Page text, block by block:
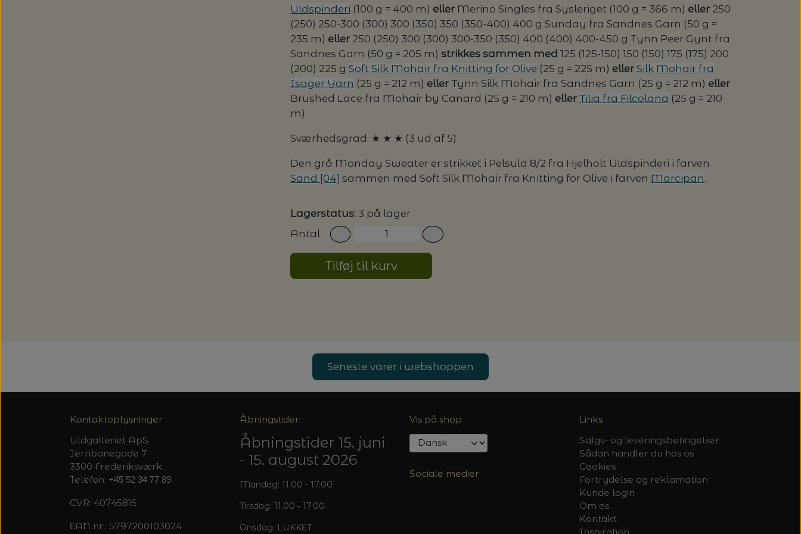
Uldspinderi (100 g = 400 m) eller Merino Singles fra Sysleriget (100 g = 366 m) eller 250
(250) 250-300 (300) 300 (350) 350 (350-400) 400 g Sunday fra Sandnes Garn (50 g =
235 m) eller 250 (250) 300 (300) 300-350 (350) 400 (400) 400-450 g Tynn Peer Gynt fra
Sandnes Garn (50 g = 205 m) strikkes sammen med 125 (125-150) 150 (150) 175 (175) 200
(200) 225 g Soft Silk Mohair fra Knitting for Olive (25 g = 225 m) eller Silk Mohair fra
Isager Yarn (25 g = 212 m) eller Tynn Silk Mohair fra Sandnes Garn (25 g = 212 m) eller
Brushed Lace fra Mohair by Canard (25 g = 210 m) eller Tilia fra Filcolana (25 g = 210
m)
Sværhedsgrad: ★ ★ ★ (3 ud af 5)
Den grå Monday Sweater er strikket i Pelsuld 8/2 fra Hjelholt Uldspinderi i farven
Sand [04] sammen med Soft Silk Mohair fra Knitting for Olive i farven Marcipan.
Lagerstatus: 3 på lager
Antal
Tilføj til kurv
Seneste varer i webshoppen
Kontaktoplysninger
Uldgalleriet ApS
Jernbanegade 7
3300 Frederiksværk
Telefon: +45 52 34 77 89
CVR: 40745815
EAN nr.: 5797200103024
Åbningstider:
Åbningstider 15. juni
- 15. august 2026
Mandag: 11.00 - 17.00
Tirsdag: 11.00 - 17.00
Onsdag: LUKKET
Vis på shop
Sociale medier
Links
Salgs- og leveringsbetingelser
Sådan handler du hos os
Cookies
Fortrydelse og reklamation
Kunde login
Om os
Kontakt